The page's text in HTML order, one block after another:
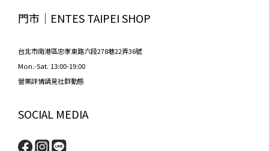
門市│ENTES TAIPEI SHOP
台北市南港區忠孝東路六段278巷22弄36號
Mon.-Sat. 13:00-19:00
營業詳情請見社群動態
SOCIAL MEDIA